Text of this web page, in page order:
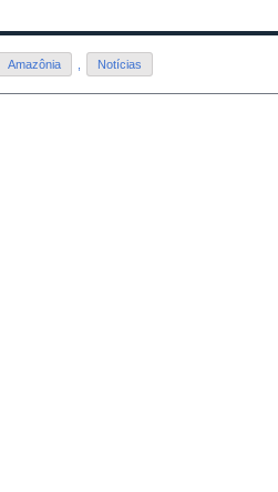
Amazônia Notícias